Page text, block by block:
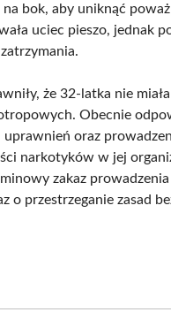
bok, aby uniknąć
uciec pieszo, jednak
że 32-latka nie
Obecnie
oraz
narkotyków w jej
zakaz
o przestrzeganie zasad